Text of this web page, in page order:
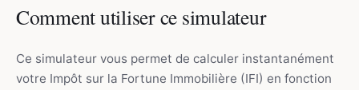
Comment utiliser ce simulateur
Ce simulateur vous permet de calculer instantanément
votre Impôt sur la Fortune Immobilière (IFI) en fonction